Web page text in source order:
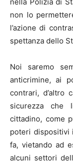
non lo
l’azione di
spettanza dello
Noi saremo
anticrimine, ai
contrari, d’altro
sicurezza che
cittadino, come
poteri dispositivi
fa, vietando ad
alcuni settori